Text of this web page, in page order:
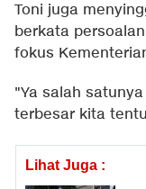
Toni juga
berkata
fokus
"Ya salah
terbesar kita
Lihat Juga :